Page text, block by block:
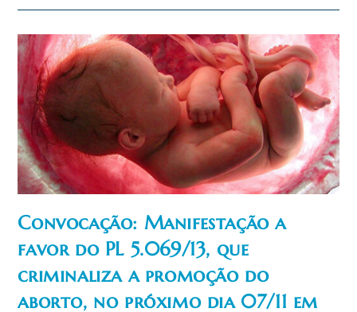
Impossibilita
Qualquer
Forma
De
Aborto
Convocação: Manifestação a
favor do PL 5.069/13, que
criminaliza a promoção do
aborto, no próximo dia 07/11 em